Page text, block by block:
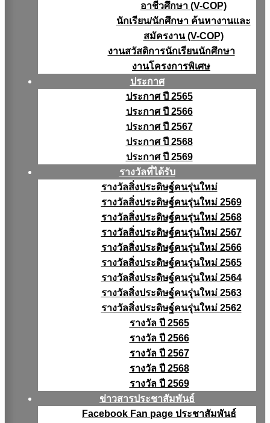
อาชีวศึกษา (V-COP)
นักเรียน/นักศึกษา ค้นหางานและ
สมัครงาน (V-COP)
งานสวัสดิการนักเรียนนักศึกษา
งานโครงการพิเศษ
ประกาศ
ประกาศ ปี 2565
ประกาศ ปี 2566
ประกาศ ปี 2567
ประกาศ ปี 2568
ประกาศ ปี 2569
รางวัลที่ได้รับ
รางวัลสิ่งประดิษฐ์คนรุ่นใหม่
รางวัลสิ่งประดิษฐ์คนรุ่นใหม่ 2569
รางวัลสิ่งประดิษฐ์คนรุ่นใหม่ 2568
รางวัลสิ่งประดิษฐ์คนรุ่นใหม่ 2567
รางวัลสิ่งประดิษฐ์คนรุ่นใหม่ 2566
รางวัลสิ่งประดิษฐ์คนรุ่นใหม่ 2565
รางวัลสิ่งประดิษฐ์คนรุ่นใหม่ 2564
รางวัลสิ่งประดิษฐ์คนรุ่นใหม่ 2563
รางวัลสิ่งประดิษฐ์คนรุ่นใหม่ 2562
รางวัล ปี 2565
รางวัล ปี 2566
รางวัล ปี 2567
รางวัล ปี 2568
รางวัล ปี 2569
ข่าวสารประชาสัมพันธ์
Facebook Fan page ประชาสัมพันธ์